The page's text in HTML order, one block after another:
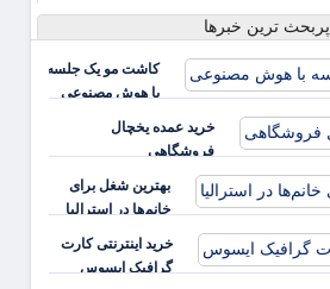
پربحث ترین خبرها
کاشت مو یک جلسه
با هوش مصنوعی
خرید عمده یخچال
فروشگاهی
بهترین شغل برای
خانم‌ها در استرالیا
خرید اینترنتی کارت
گرافیک ایسوس